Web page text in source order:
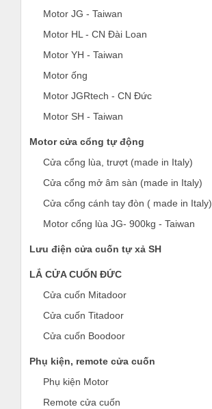
Motor JG - Taiwan
Motor HL - CN Đài Loan
Motor YH - Taiwan
Motor ống
Motor JGRtech - CN Đức
Motor SH - Taiwan
Motor cửa cổng tự động
Cửa cổng lùa, trượt (made in Italy)
Cửa cổng mở âm sàn (made in Italy)
Cửa cổng cánh tay đòn ( made in Italy)
Motor cổng lùa JG- 900kg - Taiwan
Lưu điện cửa cuốn tự xả SH
LẮ CỬA CUỐN ĐỨC
Cửa cuốn Mitadoor
Cửa cuốn Titadoor
Cửa cuốn Boodoor
Phụ kiện, remote cửa cuốn
Phụ kiện Motor
Remote cửa cuốn